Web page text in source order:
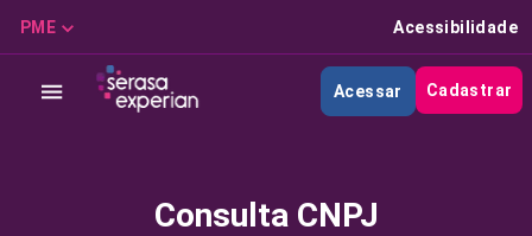
PME Acessibilidade
Acessar Cadastrar
Consulta CNPJ